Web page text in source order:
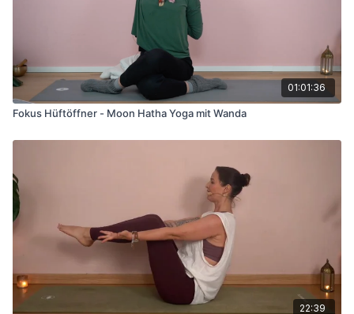
01:01:36
Fokus Hüftöffner - Moon Hatha Yoga mit Wanda
22:39